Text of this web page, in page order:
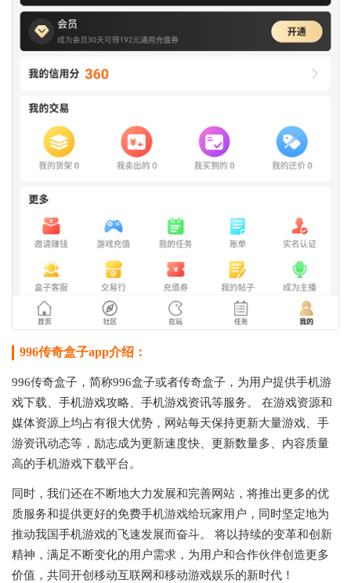
996传奇盒子app介绍：
996传奇盒子，简称996盒子或者传奇盒子，为用户提供手机游
戏下载、手机游戏攻略、手机游戏资讯等服务。 在游戏资源和
媒体资源上均占有很大优势，网站每天保持更新大量游戏、手
游资讯动态等，励志成为更新速度快、更新数量多、内容质量
高的手机游戏下载平台。
同时，我们还在不断地大力发展和完善网站，将推出更多的优
质服务和提供更好的免费手机游戏给玩家用户，同时坚定地为
推动我国手机游戏的飞速发展而奋斗。 将以持续的变革和创新
精神，满足不断变化的用户需求，为用户和合作伙伴创造更多
价值，共同开创移动互联网和移动游戏娱乐的新时代！